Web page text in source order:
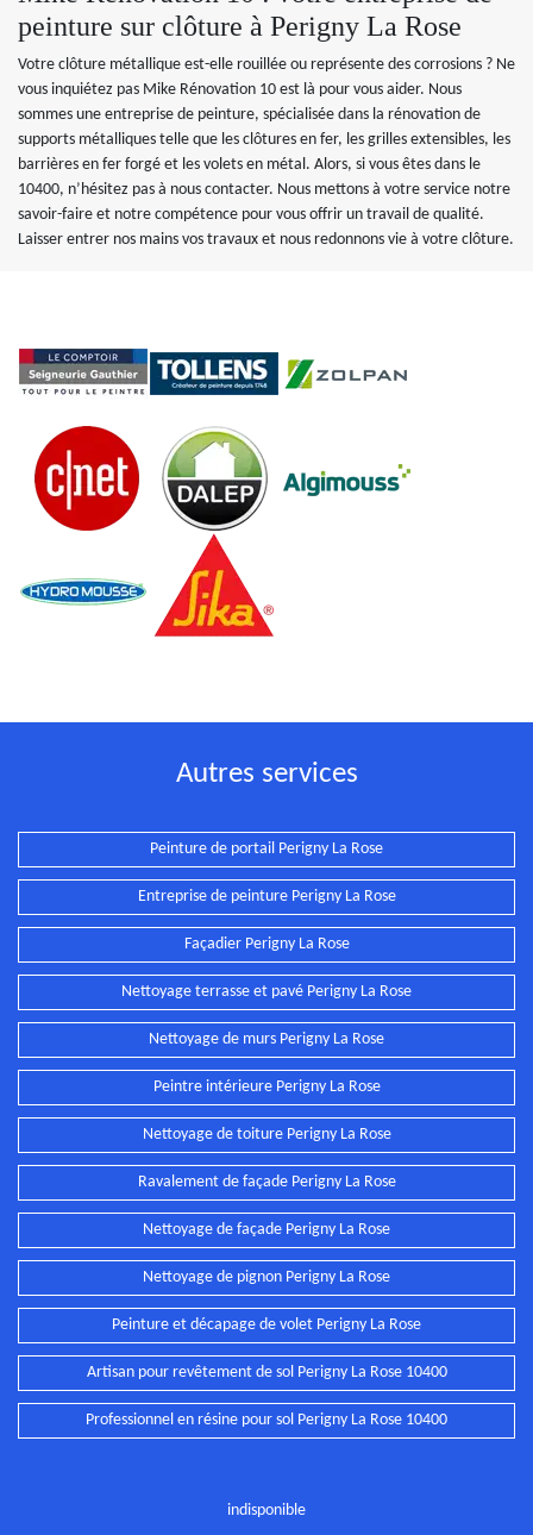
peinture sur clôture à Perigny La Rose
Votre clôture métallique est-elle rouillée ou représente des corrosions ? Ne
vous inquiétez pas Mike Rénovation 10 est là pour vous aider. Nous
sommes une entreprise de peinture, spécialisée dans la rénovation de
supports métalliques telle que les clôtures en fer, les grilles extensibles, les
barrières en fer forgé et les volets en métal. Alors, si vous êtes dans le
10400, n’hésitez pas à nous contacter. Nous mettons à votre service notre
savoir-faire et notre compétence pour vous offrir un travail de qualité.
Laisser entrer nos mains vos travaux et nous redonnons vie à votre clôture.
Autres services
Peinture de portail Perigny La Rose
Entreprise de peinture Perigny La Rose
Façadier Perigny La Rose
Nettoyage terrasse et pavé Perigny La Rose
Nettoyage de murs Perigny La Rose
Peintre intérieure Perigny La Rose
Nettoyage de toiture Perigny La Rose
Ravalement de façade Perigny La Rose
Nettoyage de façade Perigny La Rose
Nettoyage de pignon Perigny La Rose
Peinture et décapage de volet Perigny La Rose
Artisan pour revêtement de sol Perigny La Rose 10400
Professionnel en résine pour sol Perigny La Rose 10400
indisponible